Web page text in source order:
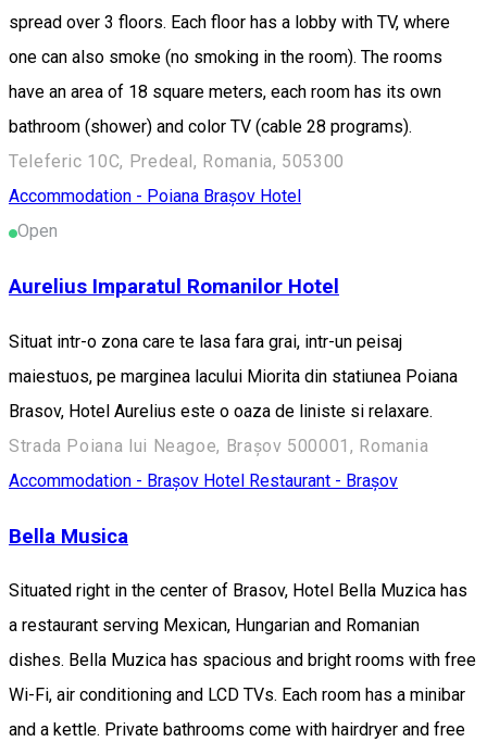
spread over 3 floors. Each floor has a lobby with TV, where
one can also smoke (no smoking in the room). The rooms
have an area of 18 square meters, each room has its own
bathroom (shower) and color TV (cable 28 programs).
Teleferic 10C, Predeal, Romania, 505300
Accommodation - Poiana Brașov Hotel
Open
Aurelius Imparatul Romanilor Hotel
Situat intr-o zona care te lasa fara grai, intr-un peisaj
maiestuos, pe marginea lacului Miorita din statiunea Poiana
Brasov, Hotel Aurelius este o oaza de liniste si relaxare.
Strada Poiana lui Neagoe, Brașov 500001, Romania
Accommodation - Brașov Hotel Restaurant - Brașov
Bella Musica
Situated right in the center of Brasov, Hotel Bella Muzica has
a restaurant serving Mexican, Hungarian and Romanian
dishes. Bella Muzica has spacious and bright rooms with free
Wi-Fi, air conditioning and LCD TVs. Each room has a minibar
and a kettle. Private bathrooms come with hairdryer and free